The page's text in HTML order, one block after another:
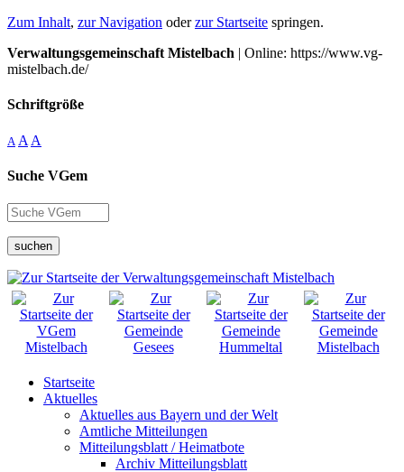
Zum Inhalt, zur Navigation oderzur Startseite springen.
Verwaltungsgemeinschaft Mistelbach | Online: https://www.vg-
mistelbach.de/
Schriftgröße
A A A
Suche VGem
suchen
Startseite
Aktuelles
Aktuelles aus Bayern und der Welt
Amtliche Mitteilungen
Mitteilungsblatt / Heimatbote
Archiv Mitteilungsblatt